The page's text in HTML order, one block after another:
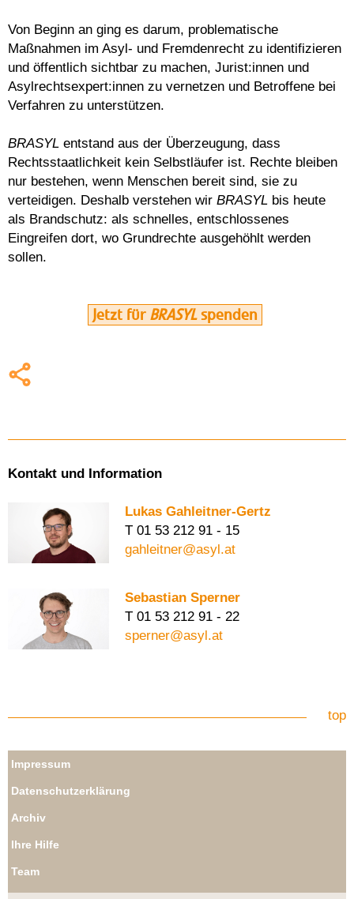
Von Beginn an ging es darum, problematische
Maßnahmen im Asyl- und Fremdenrecht zu identifizieren
und öffentlich sichtbar zu machen, Jurist:innen und
Asylrechtsexpert:innen zu vernetzen und Betroffene bei
Verfahren zu unterstützen.
BRASYL entstand aus der Überzeugung, dass
Rechtsstaatlichkeit kein Selbstläufer ist. Rechte bleiben
nur bestehen, wenn Menschen bereit sind, sie zu
verteidigen. Deshalb verstehen wir BRASYL bis heute
als Brandschutz: als schnelles, entschlossenes
Eingreifen dort, wo Grundrechte ausgehöhlt werden
sollen.
Jetzt für BRASYLspenden
Kontakt und Information
Lukas Gahleitner-Gertz
T 01 53 212 91 - 15
gahleitner@asyl.at
Sebastian Sperner
T 01 53 212 91 - 22
sperner@asyl.at
top
Impressum
Datenschutzerklärung
Archiv
Ihre Hilfe
Team